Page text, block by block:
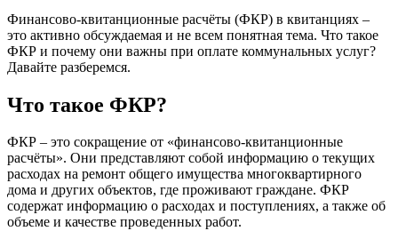
Финансово-квитанционные расчёты (ФКР) в квитанциях –
это активно обсуждаемая и не всем понятная тема. Что такое
ФКР и почему они важны при оплате коммунальных услуг?
Давайте разберемся.
Что такое ФКР?
ФКР – это сокращение от «финансово-квитанционные
расчёты». Они представляют собой информацию о текущих
расходах на ремонт общего имущества многоквартирного
дома и других объектов, где проживают граждане. ФКР
содержат информацию о расходах и поступлениях, а также об
объеме и качестве проведенных работ.